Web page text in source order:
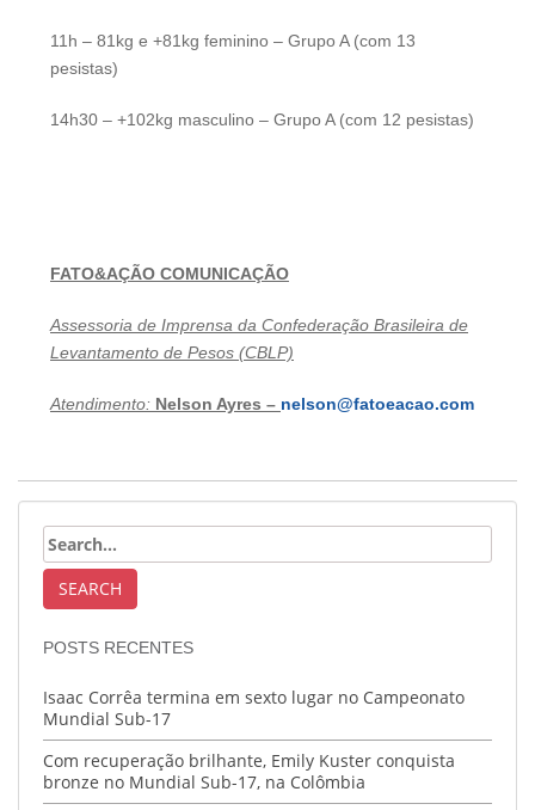
11h – 81kg e +81kg feminino – Grupo A (com 13
pesistas)
14h30 – +102kg masculino – Grupo A (com 12 pesistas)
FATO&AÇÃO COMUNICAÇÃO
Assessoria de Imprensa da Confederação Brasileira de
Levantamento de Pesos (CBLP)
Atendimento: Nelson Ayres – nelson@fatoeacao.com
POSTS RECENTES
Isaac Corrêa termina em sexto lugar no Campeonato
Mundial Sub-17
Com recuperação brilhante, Emily Kuster conquista
bronze no Mundial Sub-17, na Colômbia